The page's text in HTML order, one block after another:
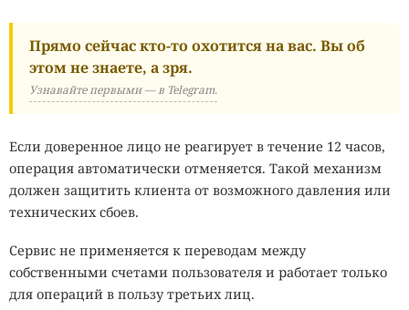
Прямо сейчас кто-то охотится на вас. Вы об
этом не знаете, а зря.
Узнавайте первыми — в Telegram.
Если доверенное лицо не реагирует в течение 12 часов,
операция автоматически отменяется. Такой механизм
должен защитить клиента от возможного давления или
технических сбоев.
Сервис не применяется к переводам между
собственными счетами пользователя и работает только
для операций в пользу третьих лиц.